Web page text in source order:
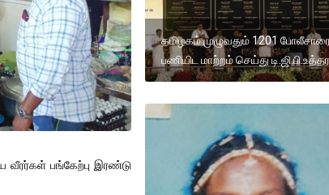
வீரர்கள் பங்கேற்பு இரண்டு
தமிழகம் முழுவதும் 1201
பணியிட மாற்றம் செய்து